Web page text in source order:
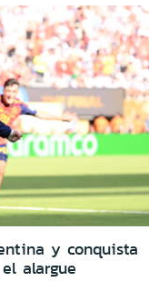
y conquista
alargue